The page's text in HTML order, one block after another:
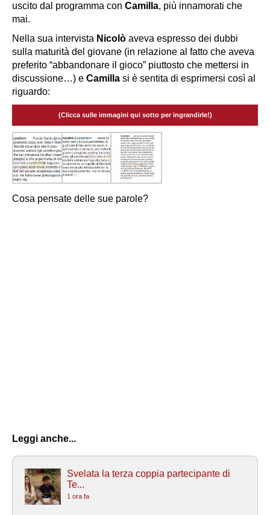
uscito dal programma con Camilla, più innamorati che
mai.
Nella sua intervista Nicolò aveva espresso dei dubbi
sulla maturità del giovane (in relazione al fatto che aveva
preferito “abbandonare il gioco” piuttosto che mettersi in
discussione…) e Camilla si è sentita di esprimersi così al
riguardo:
(Clicca sulle immagini qui sotto per ingrandirle!)
Cosa pensate delle sue parole?
Leggi anche...
Svelata la terza coppia partecipante di
Te...
1 ora fa